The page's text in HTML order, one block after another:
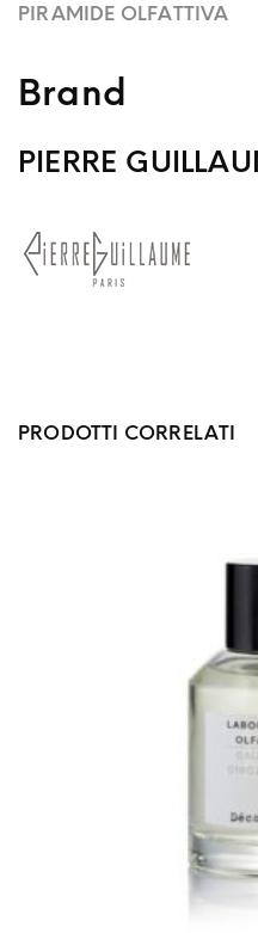
PIRAMIDE OLFATTIVA
Brand
PIERRE
PRODOTTI CORRELATI